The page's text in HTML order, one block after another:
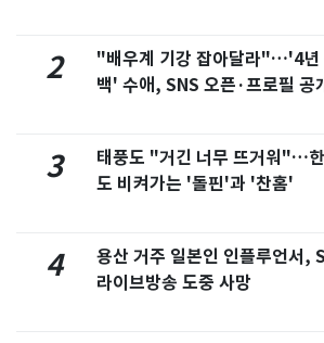
2
"배우계 기강 잡아달라"…'4년
백' 수애, SNS 오픈·프로필 공
3
태풍도 "거긴 너무 뜨거워"…
도 비켜가는 '돌핀'과 '찬홈'
4
용산 거주 일본인 인플루언서,
라이브방송 도중 사망